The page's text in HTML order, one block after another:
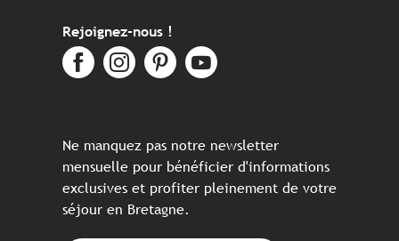
Rejoignez-nous !
Ne manquez pas notre newsletter
mensuelle pour bénéficier d'informations
exclusives et profiter pleinement de votre
séjour en Bretagne.